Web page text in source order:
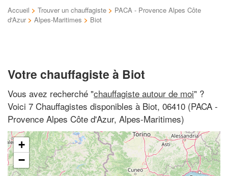
Accueil > Trouver un chauffagiste > PACA - Provence Alpes Côte
d'Azur > Alpes-Maritimes > Biot
Votre chauffagiste à Biot
Vous avez recherché "chauffagiste autour de moi" ?
Voici 7 Chauffagistes disponibles à Biot, 06410 (PACA -
Provence Alpes Côte d'Azur, Alpes-Maritimes)
+
−